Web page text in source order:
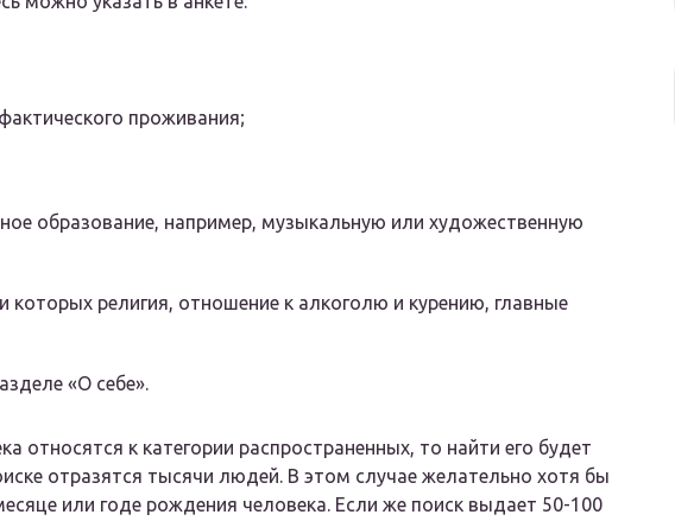
проживания;
образование, например, музыкальную или художественную
которых религия, отношение к алкоголю и курению, главные
«О себе».
относятся к категории распространенных, то найти его будет
отразятся тысячи людей. В этом случае желательно хотя бы
или годе рождения человека. Если же поиск выдает 50-100